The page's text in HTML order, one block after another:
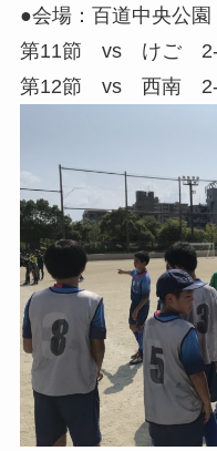
●会場：百道中央公園
第11節 vs けご 2-
第12節 vs 西南 2-